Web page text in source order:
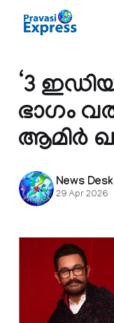
‘3
ഭാഗം
ആമിർ
News Desk
29 Apr 2026